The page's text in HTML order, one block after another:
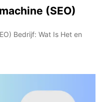
(SEO)
Bedrijf: Wat Is Het en